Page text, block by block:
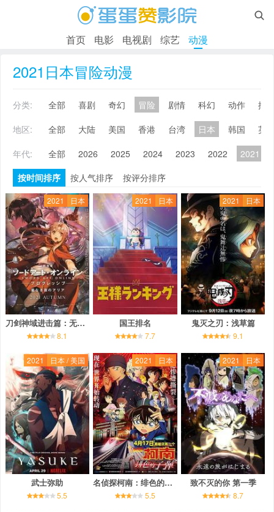

首页 电影 电视剧 综艺 动漫
2021日本冒险动漫
分类: 全部 喜剧 奇幻 冒险 剧情 科幻 动作
搞
地区:
全部 大陆 美国 香港 台湾 日本 韩国
英
年代:
全部 2026 2025 2024 2023 2022 2021
按时间排序
按人气排序 按评分排序
2021 日本
刀剑神域进击篇：无星之夜
8.1
2021 日本
国王排名
7.7
2021 日本
鬼灭之刃：浅草篇
9.1
2021 日本 / 美国
武士弥助
5.5
2021 日本
名侦探柯南：绯色的子弹
5.5
2021 日本
致不灭的你 第一季
8.7